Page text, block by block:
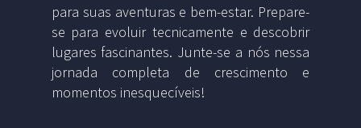
para suas aventuras e bem-estar. Prepare-
se para evoluir tecnicamente e descobrir
lugares fascinantes. Junte-se a nós nessa
jornada completa de crescimento e
momentos inesquecíveis!